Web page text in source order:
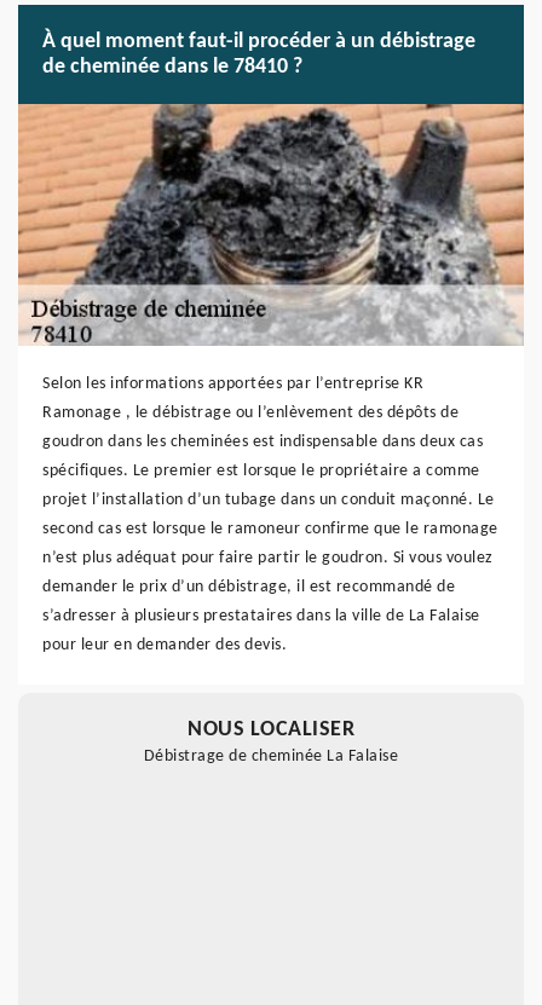
À quel moment faut-il procéder à un débistrage
de cheminée dans le 78410 ?
Selon les informations apportées par l’entreprise KR
Ramonage , le débistrage ou l’enlèvement des dépôts de
goudron dans les cheminées est indispensable dans deux cas
spécifiques. Le premier est lorsque le propriétaire a comme
projet l’installation d’un tubage dans un conduit maçonné. Le
second cas est lorsque le ramoneur confirme que le ramonage
n’est plus adéquat pour faire partir le goudron. Si vous voulez
demander le prix d’un débistrage, il est recommandé de
s’adresser à plusieurs prestataires dans la ville de La Falaise
pour leur en demander des devis.
NOUS LOCALISER
Débistrage de cheminée La Falaise